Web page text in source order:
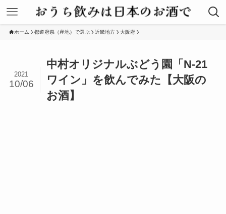
ホーム 都道府県（産地）で選ぶ 近畿地方 大阪府
中村オリジナルぶどう園「N-21
ワイン」を飲んでみた【大阪の
お酒】
2021
10/06